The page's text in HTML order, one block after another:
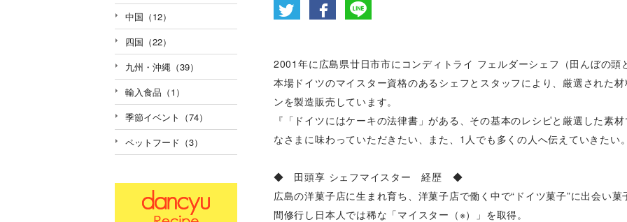
2001年に広島県廿日市市にコンディトライ フェルダーシェフ（田んぼの頭
本場ドイツのマイスター資格のあるシェフとスタッフにより、厳選された
ンを製造販売しています。
『「ドイツにはケーキの法律書」がある、その基本のレシピと厳選した素
なさまに味わっていただきたい、また、1人でも多くの人へ伝えていきたい
◆ 田頭享 シェフマイスター 経歴 ◆
広島の洋菓子店に生まれ育ち、洋菓子店で働く中で“ドイツ菓子”に出会い
間修行し日本人では稀な「マイスター（※）」を取得。
中国（12）
四国（22）
九州・沖縄（39）
輸入食品（1）
季節イベント（74）
ペットフード（3）